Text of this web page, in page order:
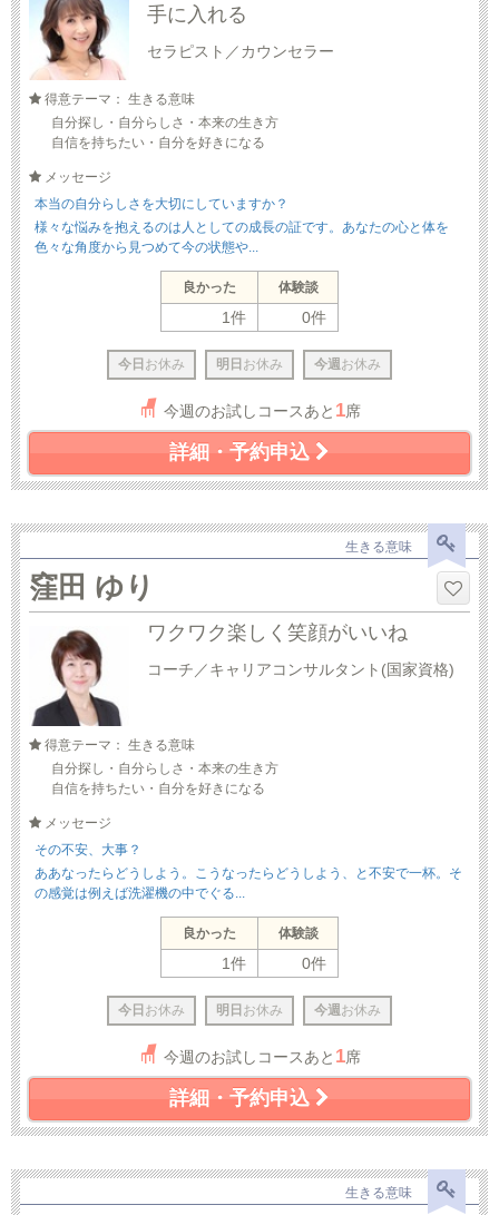
手に入れる
セラピスト／カウンセラー
得意テーマ： 生きる意味
自分探し・自分らしさ・本来の生き方
自信を持ちたい・自分を好きになる
メッセージ
本当の自分らしさを大切にしていますか？
様々な悩みを抱えるのは人としての成長の証です。あなたの心と体を
色々な角度から見つめて今の状態や...
良かった 体験談
1件 0件
今日 お休み 明日 お休み 今週 お休み
今週のお試しコースあと 1席
詳細・予約申込
生きる意味
窪田 ゆり
ワクワク楽しく笑顔がいいね
コーチ／キャリアコンサルタント(国家資格)
得意テーマ： 生きる意味
自分探し・自分らしさ・本来の生き方
自信を持ちたい・自分を好きになる
メッセージ
その不安、大事？
ああなったらどうしよう。こうなったらどうしよう、と不安で一杯。そ
の感覚は例えば洗濯機の中でぐる...
良かった 体験談
1件 0件
今日 お休み 明日 お休み 今週 お休み
今週のお試しコースあと 1席
詳細・予約申込
生きる意味